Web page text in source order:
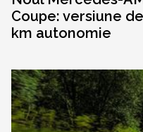
Coupe: versiune
km autonomie